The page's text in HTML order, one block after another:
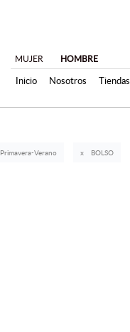
MUJER HOMBRE
Inicio Nosotros Tiendas
Primavera-Verano BOLSO